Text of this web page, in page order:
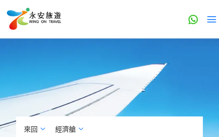
來回 經濟艙